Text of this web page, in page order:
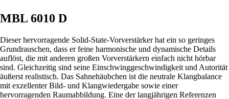
MBL 6010 D
Dieser hervorragende Solid-State-Vorverstärker hat ein so geringes
Grundrauschen, dass er feine harmonische und dynamische Details
auflöst, die mit anderen großen Vorverstärkern einfach nicht hörbar
sind. Gleichzeitig sind seine Einschwinggeschwindigkeit und Autorität
äußerst realistisch. Das Sahnehäubchen ist die neutrale Klangbalance
mit exzellenter Bild- und Klangwiedergabe sowie einer
hervorragenden Raumabbildung. Eine der langjährigen Referenzen